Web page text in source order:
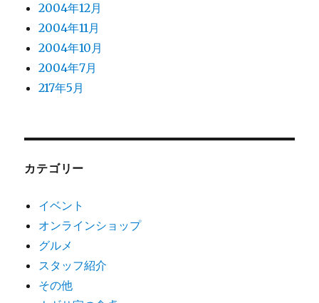
2004年12月
2004年11月
2004年10月
2004年7月
217年5月
カテゴリー
イベント
オンラインショップ
グルメ
スタッフ紹介
その他